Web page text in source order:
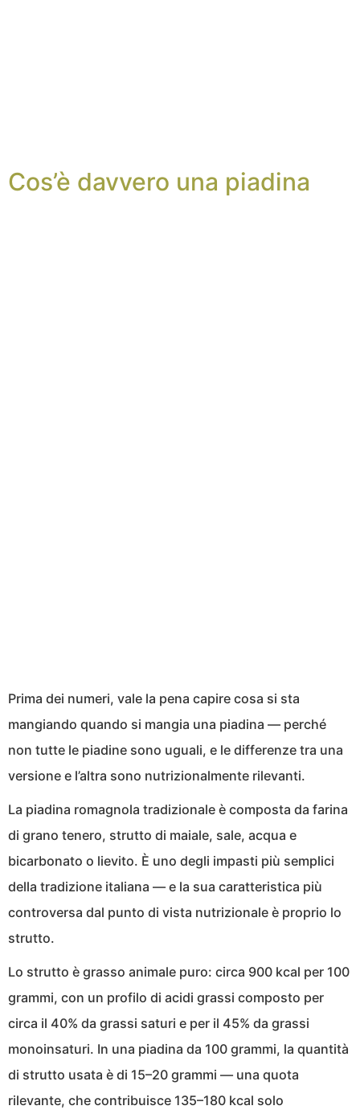
Cos’è davvero una piadina
Prima dei numeri, vale la pena capire cosa si sta
mangiando quando si mangia una piadina — perché
non tutte le piadine sono uguali, e le differenze tra una
versione e l’altra sono nutrizionalmente rilevanti.
La piadina romagnola tradizionale è composta da farina
di grano tenero, strutto di maiale, sale, acqua e
bicarbonato o lievito. È uno degli impasti più semplici
della tradizione italiana — e la sua caratteristica più
controversa dal punto di vista nutrizionale è proprio lo
strutto.
Lo strutto è grasso animale puro: circa 900 kcal per 100
grammi, con un profilo di acidi grassi composto per
circa il 40% da grassi saturi e per il 45% da grassi
monoinsaturi. In una piadina da 100 grammi, la quantità
di strutto usata è di 15–20 grammi — una quota
rilevante, che contribuisce 135–180 kcal solo